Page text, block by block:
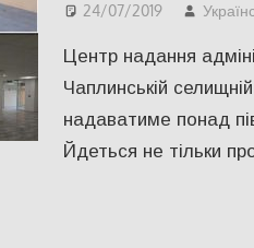
24/07/2019
Центр надання
Чаплинській
надаватиме понад
Йдеться не тільки